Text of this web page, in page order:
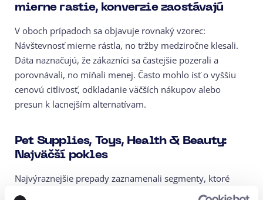
mierne rastie, konverzie zaostávajú
V oboch prípadoch sa objavuje rovnaký vzorec:
Návštevnosť mierne rástla, no tržby medziročne klesali.
Dáta naznačujú, že zákazníci sa častejšie pozerali a
porovnávali, no míňali menej. Často mohlo ísť o vyššiu
cenovú citlivosť, odkladanie väčších nákupov alebo
presun k lacnejším alternatívam.
Pet Supplies, Toys, Health & Beauty:
Najväčší pokles
Najvýraznejšie prepady zaznamenali segmenty, ktoré
historicky ťažili z impulzívneho správania zákazníkov.